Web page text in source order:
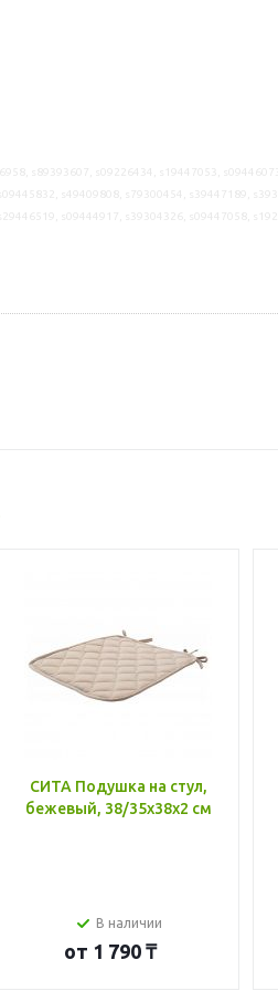
СИТА Подушка на стул,
бежевый, 38/35x38x2 см
В наличии
от 1 790 ₸